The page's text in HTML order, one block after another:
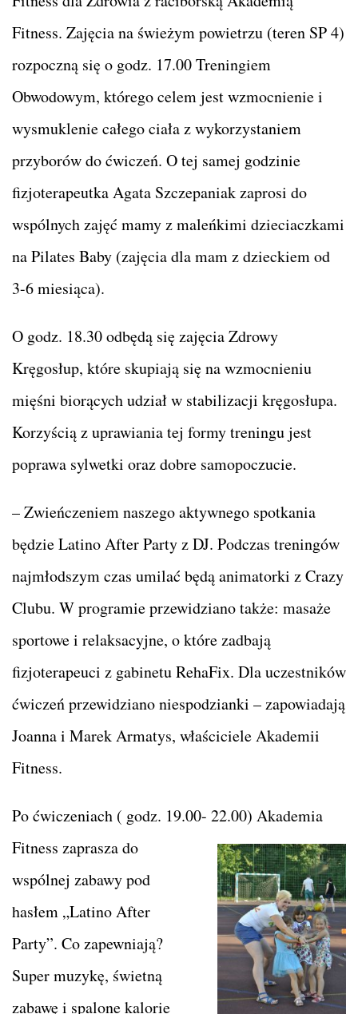
Fitness. Zajęcia na świeżym powietrzu (teren SP 4)
rozpoczną się o godz. 17.00 Treningiem
Obwodowym, którego celem jest wzmocnienie i
wysmuklenie całego ciała z wykorzystaniem
przyborów do ćwiczeń. O tej samej godzinie
fizjoterapeutka Agata Szczepaniak zaprosi do
wspólnych zajęć mamy z maleńkimi dzieciaczkami
na Pilates Baby (zajęcia dla mam z dzieckiem od
3-6 miesiąca).
O godz. 18.30 odbędą się zajęcia Zdrowy
Kręgosłup, które skupiają się na wzmocnieniu
mięśni biorących udział w stabilizacji kręgosłupa.
Korzyścią z uprawiania tej formy treningu jest
poprawa sylwetki oraz dobre samopoczucie.
– Zwieńczeniem naszego aktywnego spotkania
będzie Latino After Party z DJ. Podczas treningów
najmłodszym czas umilać będą animatorki z Crazy
Clubu. W programie przewidziano także: masaże
sportowe i relaksacyjne, o które zadbają
fizjoterapeuci z gabinetu RehaFix. Dla uczestników
ćwiczeń przewidziano niespodzianki – zapowiadają
Joanna i Marek Armatys, właściciele Akademii
Fitness.
Po ćwiczeniach ( godz. 19.00- 22.00) Akademia
Fitness zaprasza do
wspólnej zabawy pod
hasłem „Latino After
Party”. Co zapewniają?
Super muzykę, świetną
zabawę i spalone kalorie